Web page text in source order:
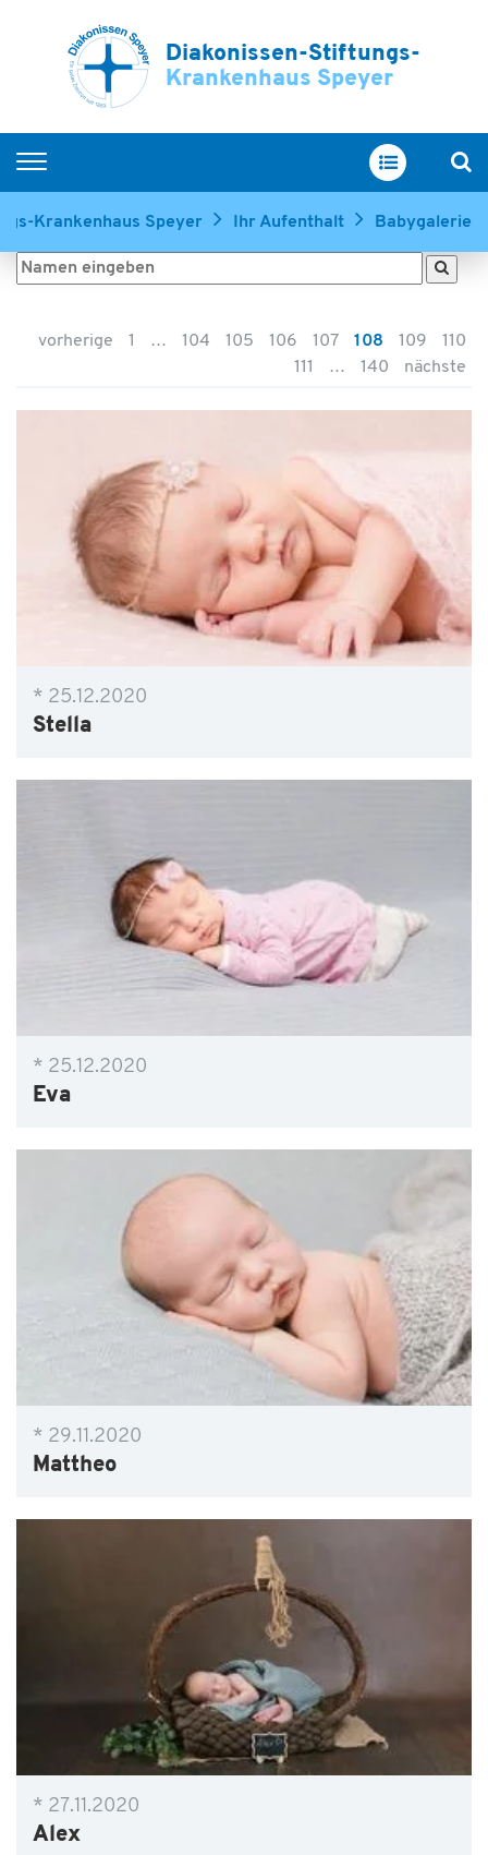
Diakonissen-Stiftungs-
Krankenhaus Speyer
Home
Service & Betreuung
Ausbildung & Karriere
Krankenhaus Speyer Ihr Aufenthalt Babygalerie
vorherige 1 … 104 105 106 107 108 109
110
111
… 140 nächste
* 25.12.2020
Stella
* 25.12.2020
Eva
* 29.11.2020
Mattheo
* 27.11.2020
Alex